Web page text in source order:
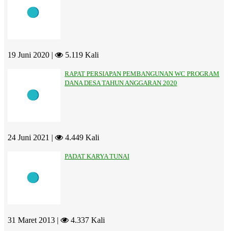
19 Juni 2020 | 5.119 Kali
RAPAT PERSIAPAN PEMBANGUNAN WC PROGRAM
DANA DESA TAHUN ANGGARAN 2020
24 Juni 2021 | 4.449 Kali
PADAT KARYA TUNAI
31 Maret 2013 | 4.337 Kali